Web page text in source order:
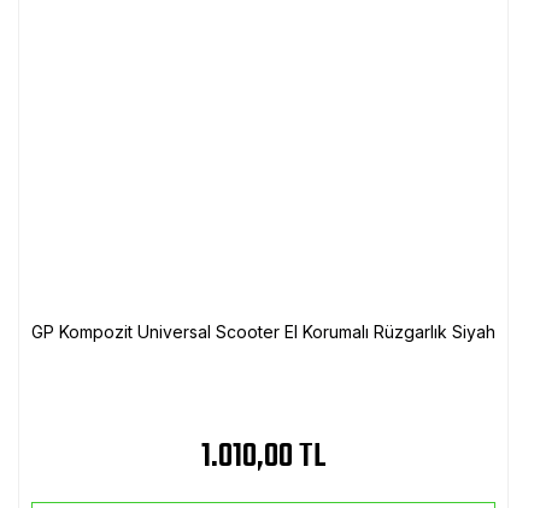
GP Kompozit Universal Scooter El Korumalı Rüzgarlık Siyah
1.010,00 TL